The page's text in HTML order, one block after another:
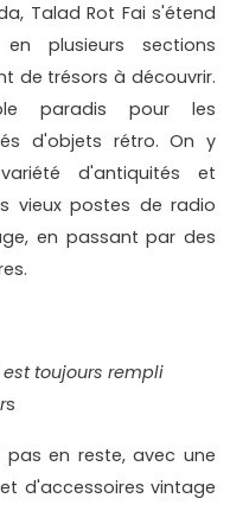
Talad Rot Fai s'étend
plusieurs sections
de trésors à découvrir.
paradis pour les
d'objets rétro. On y
d'antiquités et
vieux postes de radio
en passant par des
est toujours rempli
s
en reste, avec une
d'accessoires vintage